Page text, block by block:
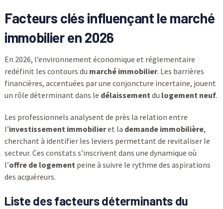
Facteurs clés influençant le marché
immobilier en 2026
En 2026, l’environnement économique et réglementaire
redéfinit les contours du marché immobilier. Les barrières
financières, accentuées par une conjoncture incertaine, jouent
un rôle déterminant dans le délaissementdu logement neuf.
Les professionnels analysent de près la relation entre
l’investissement immobilieret la demande immobilière,
cherchant à identifier les leviers permettant de revitaliser le
secteur. Ces constats s’inscrivent dans une dynamique où
l’offre de logementpeine à suivre le rythme des aspirations
des acquéreurs.
Liste des facteurs déterminants du